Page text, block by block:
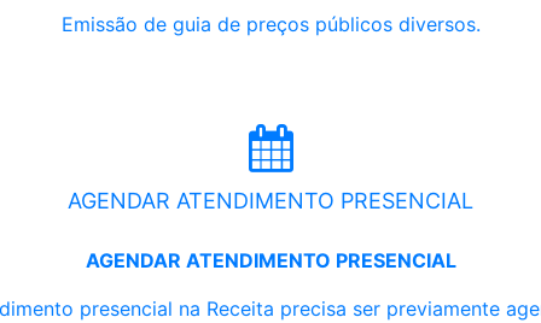
Emissão de guia de preços públicos diversos.
AGENDAR ATENDIMENTO PRESENCIAL
AGENDAR ATENDIMENTO PRESENCIAL
presencial na Receita precisa ser previamente